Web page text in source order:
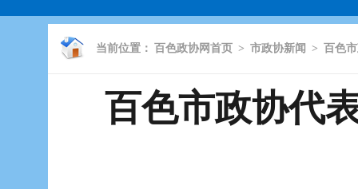
当前位置： 百色政协网首页 > 市政协新闻 > 百色
百色市政协代